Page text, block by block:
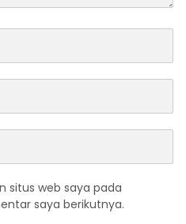
situs web saya pada
saya berikutnya.